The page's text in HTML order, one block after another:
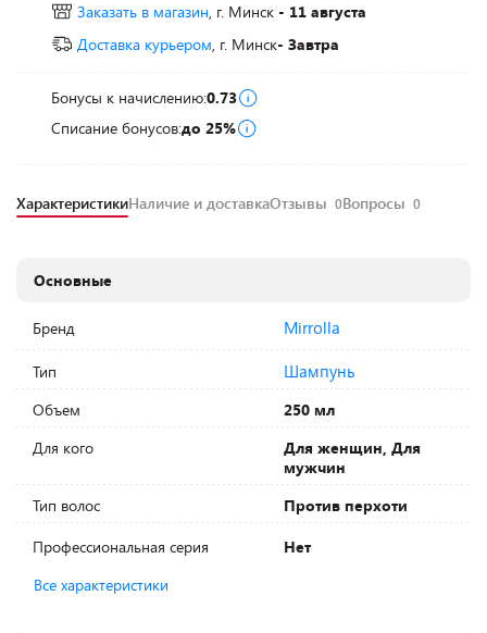
Заказать в магазин, г. Минск - 11 августа
Доставка курьером, г. Минск- Завтра
Бонусы к начислению:0.73
Списание бонусов:до 25%
ХарактеристикиНаличие и доставкаОтзывы 0Вопросы 0
Основные
Бренд Mirrolla
Тип Шампунь
Объем
250 мл
Для кого
Для женщин, Для
мужчин
Тип волос
Против перхоти
Профессиональная серия
Нет
Все характеристики